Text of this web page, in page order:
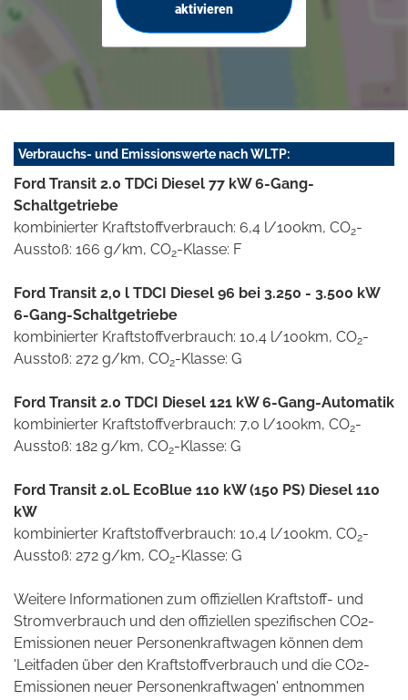
aktivieren
Verbrauchs- und Emissionswerte nach WLTP:
Ford Transit 2.0 TDCi Diesel 77 kW 6-Gang-
Schaltgetriebe
kombinierter Kraftstoffverbrauch: 6,4 l/100km, CO2-
Ausstoß: 166 g/km, CO2-Klasse: F
Ford Transit 2,0 l TDCI Diesel 96 bei 3.250 - 3.500 kW
6-Gang-Schaltgetriebe
kombinierter Kraftstoffverbrauch: 10,4 l/100km, CO2-
Ausstoß: 272 g/km, CO2-Klasse: G
Ford Transit 2.0 TDCI Diesel 121 kW 6-Gang-Automatik
kombinierter Kraftstoffverbrauch: 7,0 l/100km, CO2-
Ausstoß: 182 g/km, CO2-Klasse: G
Ford Transit 2.0L EcoBlue 110 kW (150 PS) Diesel 110
kW
kombinierter Kraftstoffverbrauch: 10,4 l/100km, CO2-
Ausstoß: 272 g/km, CO2-Klasse: G
Weitere Informationen zum offiziellen Kraftstoff- und
Stromverbrauch und den offiziellen spezifischen CO2-
Emissionen neuer Personenkraftwagen können dem
'Leitfaden über den Kraftstoffverbrauch und die CO2-
Emissionen neuer Personenkraftwagen' entnommen